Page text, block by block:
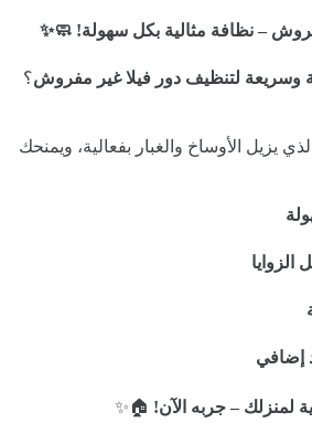
– نظافة مثالية بكل سهولة! 🧼✨
وسريعة لتنظيف دور فيلا غير مفروش؟
الذي يزيل الأوساخ والغبار بفعالية، ويمنحك
إضافي
لمنزلك – جربه الآن! 🏠✨